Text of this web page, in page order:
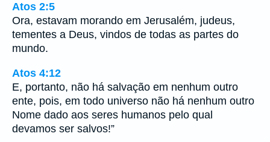
Atos 2:5
Ora, estavam morando em Jerusalém, judeus,
tementes a Deus, vindos de todas as partes do
mundo.
Atos 4:12
E, portanto, não há salvação em nenhum outro
ente, pois, em todo universo não há nenhum outro
Nome dado aos seres humanos pelo qual
devamos ser salvos!”